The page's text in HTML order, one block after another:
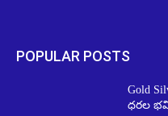
POPULAR POSTS
Gold
ధరల